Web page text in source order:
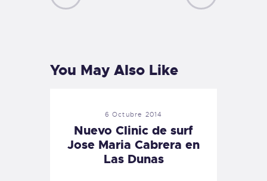
You May Also Like
6 Octubre 2014
Nuevo Clinic de surf
Jose Maria Cabrera en
Las Dunas